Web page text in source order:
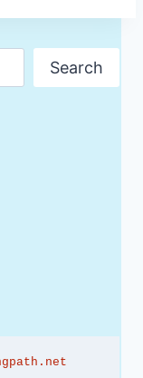
Search